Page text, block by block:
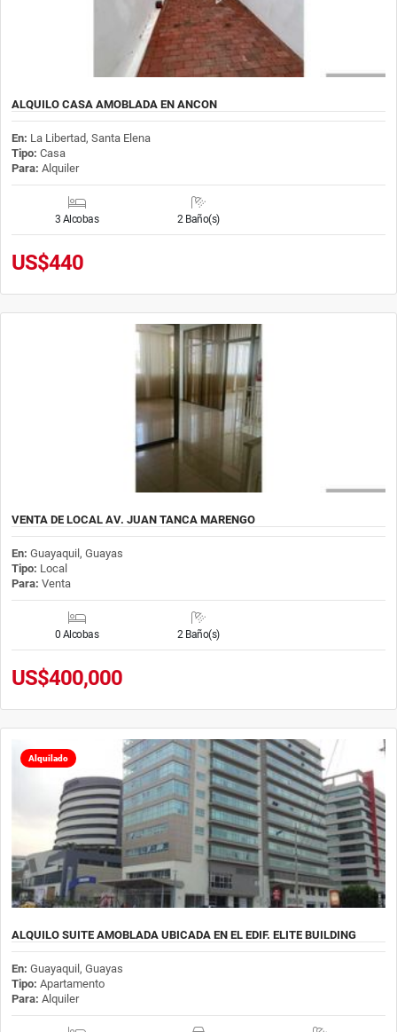
ALQUILO CASA AMOBLADA EN ANCON
En: La Libertad, Santa Elena
Tipo: Casa
Para: Alquiler
3 Alcobas 2 Baño(s)
US$440
VENTA DE LOCAL AV. JUAN TANCA MARENGO
En: Guayaquil, Guayas
Tipo: Local
Para: Venta
0 Alcobas 2 Baño(s)
US$400,000
Alquilado
ALQUILO SUITE AMOBLADA UBICADA EN EL EDIF. ELITE BUILDING
En: Guayaquil, Guayas
Tipo: Apartamento
Para: Alquiler